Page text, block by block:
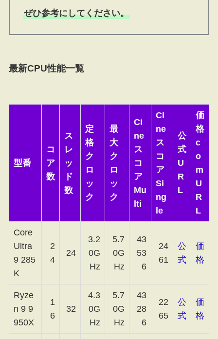
ぜひ参考にしてください。
最新CPU性能一覧
型番
コ
ア
数
ス
レ
ッ
ド
数
定
格
ク
ロ
ッ
ク
最
大
ク
ロ
ッ
ク
Ci
ne
ス
コ
ア
Mu
lti
Ci
ne
ス
コ
ア
Si
ng
le
公
式
U
R
L
価
格
c
o
m
U
R
L
Core
Ultra
9 285
K
2
4
24
3.2
0G
Hz
5.7
0G
Hz
43
53
6
24
61
公
式
価
格
Ryze
n 9 9
950X
1
6
32
4.3
0G
Hz
5.7
0G
Hz
43
28
6
22
65
公
式
価
格